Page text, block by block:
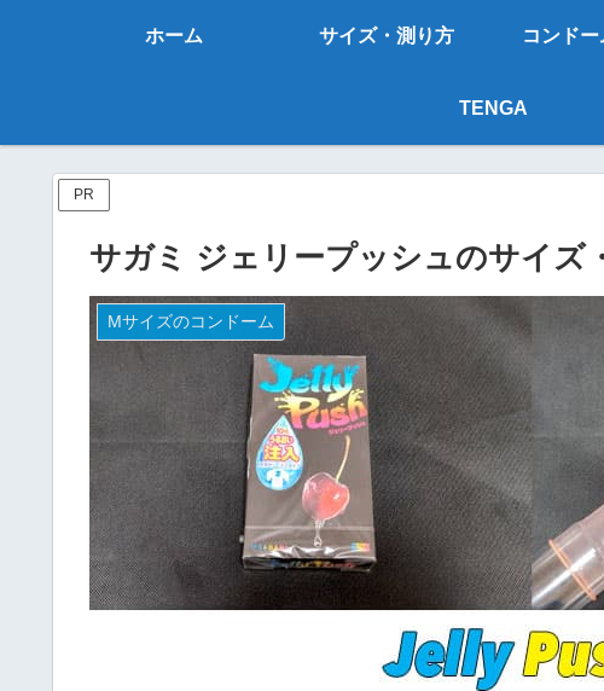
ホーム サイズ・測り方 コンド
TENGA
PR
サガミ ジェリープッシュのサイズ
Mサイズのコンドーム